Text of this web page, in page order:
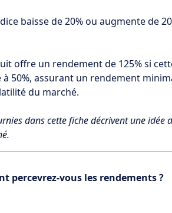
baisse de 20% ou augmente de
offre un rendement de 125% si
à 50%, assurant un rendement
du marché.
dans cette fiche décrivent une idée
percevrez-vous les rendements ?